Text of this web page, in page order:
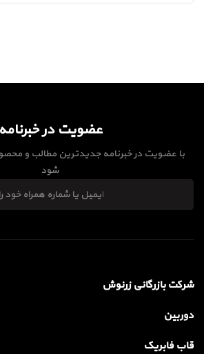
عضویت در خبرنامه
با عضویت در خبرنامه جدیدترین مطالب و
شود
شرکت بازرگانی زرنوش
دوربین
قاب فابریک